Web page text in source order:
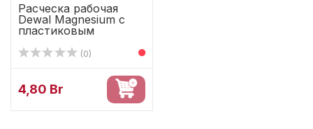
Расческа рабочая
Dewal Magnesium с
пластиковым
(0)
4,80 Br